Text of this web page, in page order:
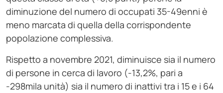
diminuzione del numero di occupati 35-49enni è
meno marcata di quella della corrispondente
popolazione complessiva.
Rispetto a novembre 2021, diminuisce sia il numero
di persone in cerca di lavoro (-13,2%, pari a
-298mila unità) sia il numero di inattivi tra i 15 e i 64